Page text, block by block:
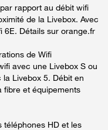
rapport au débit wifi
de la Livebox. Avec
6E. Détails sur orange.fr
de Wifi
avec une Livebox S ou
Livebox 5. Débit en
fibre et équipements
téléphones HD et les